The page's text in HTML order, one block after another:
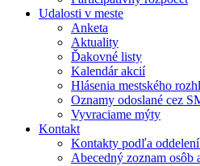
Udalosti v meste
Anketa
Aktuality
Ďakovné listy
Kalendár akcií
Hlásenia mestského
Oznamy odoslané cez
Vyvraciame mýty
Kontakt
Kontakty podľa
Abecedný zoznam osôb